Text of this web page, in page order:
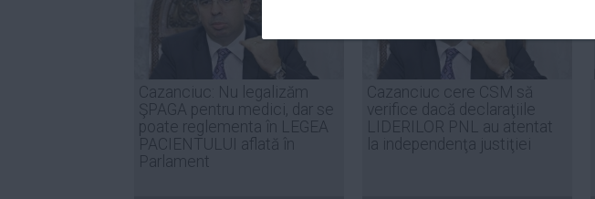
Cazanciuc: Nu legalizăm
ŞPAGA pentru medici, dar se
poate reglementa în LEGEA
PACIENTULUI aflată în
Parlament
Cazanciuc cere CSM să
verifice dacă declaraţiile
LIDERILOR PNL au atentat
la independenţa justiţiei